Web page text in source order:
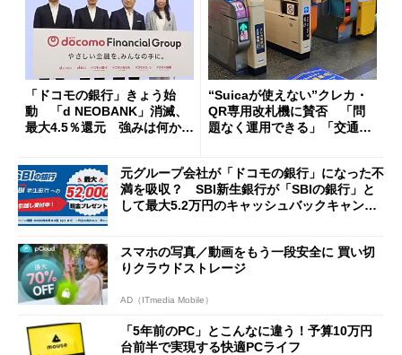
「ドコモの銀行」きょう始
動 「d NEOBANK」消滅、
最大4.5％還元 強みは何か解
“Suicaが使えない”クレカ・
QR専用改札機に賛否 「問
題なく運用できる」「交通系I
元グループ会社が「ドコモの銀行」になった不
満を吸収？ SBI新生銀行が「SBIの銀行」と
して最大5.2万円のキャッシュバックキャンペ
スマホの写真／動画をもう一段安全に 買い切
りクラウドストレージ
AD（ITmedia Mobile）
「5年前のPC」とこんなに違う！予算10万円
台前半で実現する快適PCライフ